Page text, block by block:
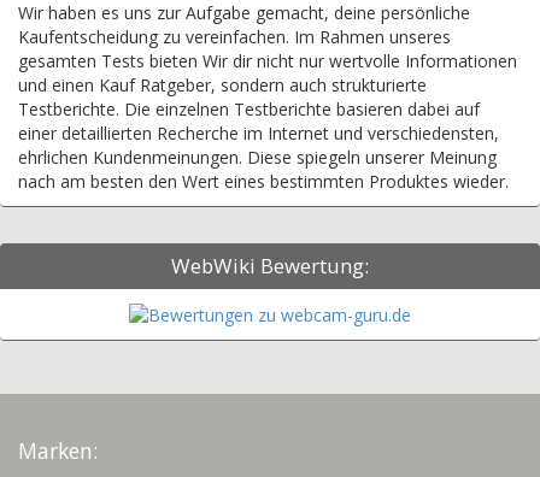
Wir haben es uns zur Aufgabe gemacht, deine persönliche
Kaufentscheidung zu vereinfachen. Im Rahmen unseres
gesamten Tests bieten Wir dir nicht nur wertvolle Informationen
und einen Kauf Ratgeber, sondern auch strukturierte
Testberichte. Die einzelnen Testberichte basieren dabei auf
einer detaillierten Recherche im Internet und verschiedensten,
ehrlichen Kundenmeinungen. Diese spiegeln unserer Meinung
nach am besten den Wert eines bestimmten Produktes wieder.
WebWiki Bewertung:
Marken: